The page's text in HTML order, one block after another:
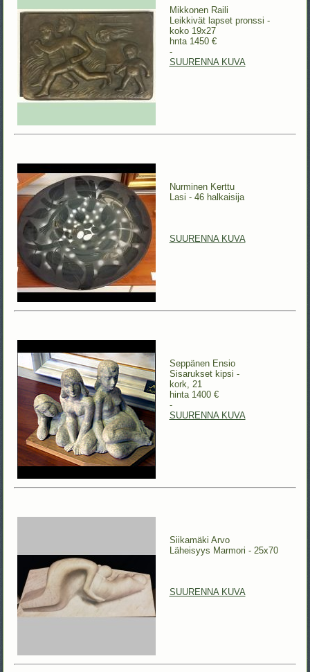
Mikkonen Raili
Leikkivät lapset pronssi -
koko 19x27
hnta 1450 €
-
SUURENNA KUVA
Nurminen Kerttu
Lasi - 46 halkaisija
SUURENNA KUVA
Seppänen Ensio
Sisarukset kipsi -
kork, 21
hinta 1400 €
-
SUURENNA KUVA
Siikamäki Arvo
Läheisyys Marmori - 25x70
SUURENNA KUVA